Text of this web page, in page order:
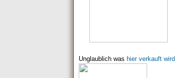
Unglaublich was hier verkauft wird